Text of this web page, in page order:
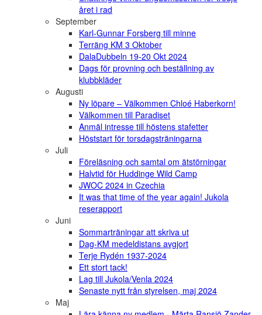
året i rad
September
Karl-Gunnar Forsberg till minne
Terräng KM 3 Oktober
DalaDubbeln 19-20 Okt 2024
Dags för provning och beställning av
klubbkläder
Augusti
Ny löpare – Välkommen Chloé Haberkorn!
Välkommen till Paradiset
Anmäl intresse till höstens stafetter
Höststart för torsdagsträningarna
Juli
Föreläsning och samtal om ätstörningar
Halvtid för Huddinge Wild Camp
JWOC 2024 in Czechia
It was that time of the year again! Jukola
reserapport
Juni
Sommarträningar att skriva ut
Dag-KM medeldistans avgjort
Terje Rydén 1937-2024
Ett stort tack!
Lag till Jukola/Venla 2024
Senaste nytt från styrelsen, maj 2024
Maj